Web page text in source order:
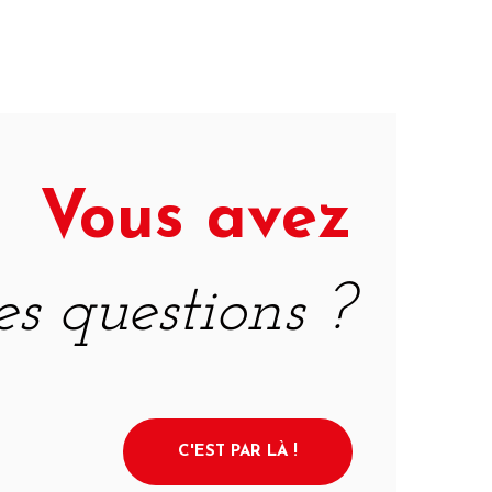
Vous avez
questions ?
C'EST PAR LÀ !